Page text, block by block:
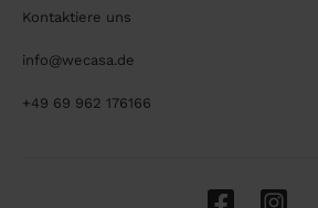
Kontaktiere uns
info@wecasa.de
+49 69 962 176166